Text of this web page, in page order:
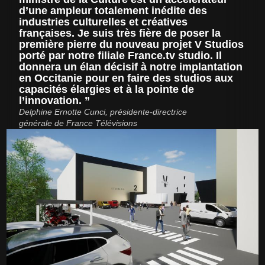
d’une ampleur totalement inédite des
industries culturelles et créatives
françaises. Je suis très fière de poser la
première pierre du nouveau projet V Studios
porté par notre filiale France.tv studio. Il
donnera un élan décisif à notre implantation
en Occitanie pour en faire des studios aux
capacités élargies et à la pointe de
l’innovation.
Delphine Ernotte Cunci, présidente-directrice
générale de France Télévisions